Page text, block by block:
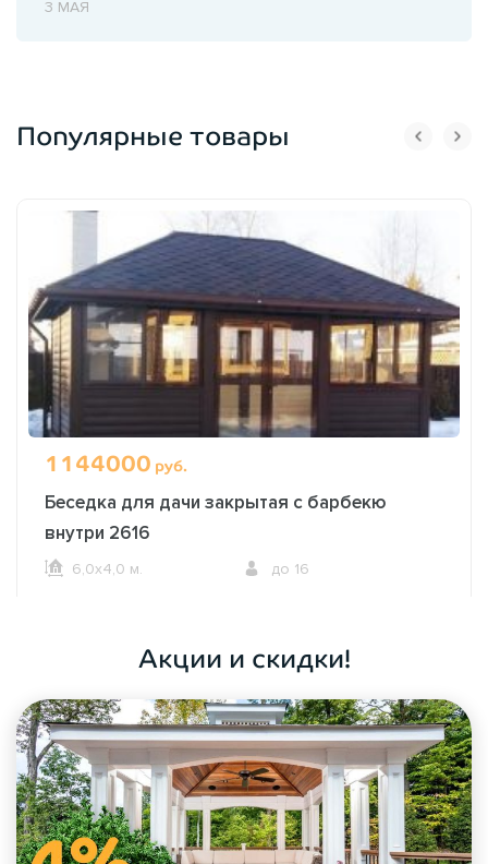
3 МАЯ
Популярные товары
1144000 руб.
Беседка для дачи закрытая с барбекю
внутри 2616
6,0х4,0 м. до 16
Акции и скидки!